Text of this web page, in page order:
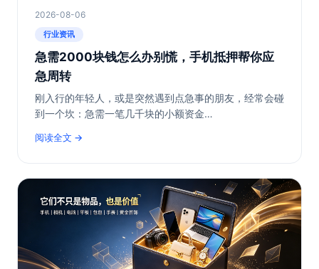
2026-08-06
行业资讯
急需2000块钱怎么办别慌，手机抵押帮你应
急周转
刚入行的年轻人，或是突然遇到点急事的朋友，经常会碰
到一个坎：急需一笔几千块的小额资金…
阅读全文